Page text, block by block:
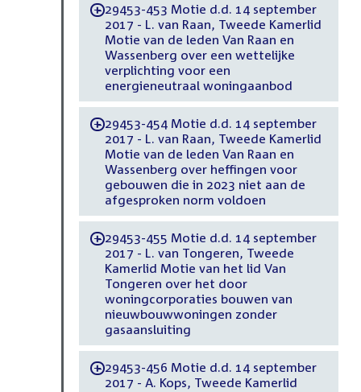
-29453-453 Motie d.d. 14 september
2017 - L. van Raan, Tweede Kamerlid
Motie van de leden Van Raan en
Wassenberg over een wettelijke
verplichting voor een
energieneutraal woningaanbod
-29453-454 Motie d.d. 14 september
2017 - L. van Raan, Tweede Kamerlid
Motie van de leden Van Raan en
Wassenberg over heffingen voor
gebouwen die in 2023 niet aan de
afgesproken norm voldoen
-29453-455 Motie d.d. 14 september
2017 - L. van Tongeren, Tweede
Kamerlid Motie van het lid Van
Tongeren over het door
woningcorporaties bouwen van
nieuwbouwwoningen zonder
gasaansluiting
-29453-456 Motie d.d. 14 september
2017 - A. Kops, Tweede Kamerlid